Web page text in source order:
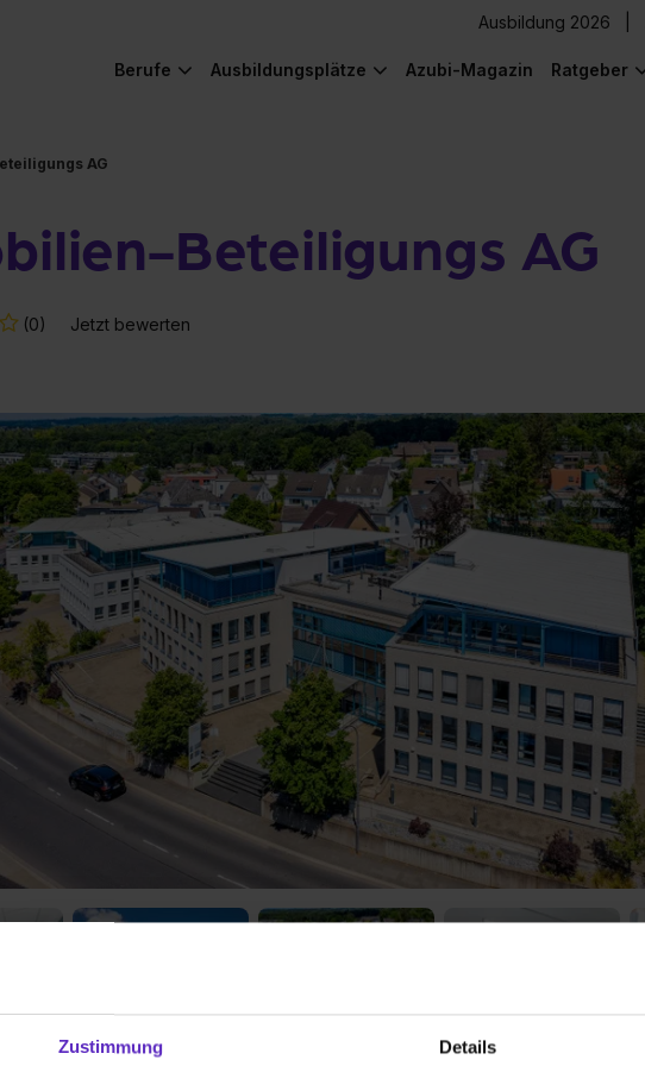
Zustimmung Details
Ausbildung 2026
Berufe Ausbildungsplätze Azubi-Magazin Ratgeber
AG
Beteiligungs AG
(0) Jetzt bewerten